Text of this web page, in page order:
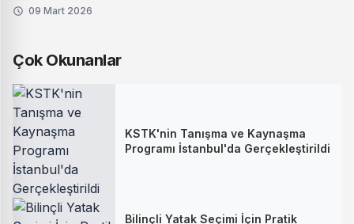
09 Mart 2026
Çok Okunanlar
KSTK'nin Tanışma ve Kaynaşma
Programı İstanbul'da Gerçekleştirildi
Bilinçli Yatak Seçimi İçin Pratik